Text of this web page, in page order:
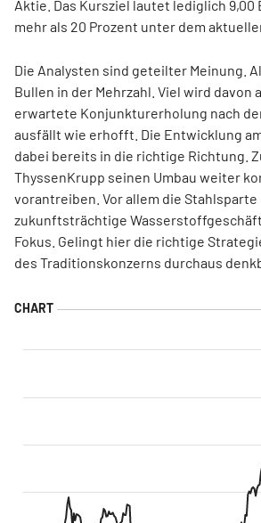
Aktie. Das Kursziel lautet lediglich 9,00
mehr als 20 Prozent unter dem
Die Analysten sind geteilter Meinung.
Bullen in der Mehrzahl. Viel wird davon
erwartete Konjunkturerholung nach
ausfällt wie erhofft. Die Entwicklung
dabei bereits in die richtige Richtung.
ThyssenKrupp seinen Umbau weiter
vorantreiben. Vor allem die Stahlsparte
zukunftsträchtige
Fokus. Gelingt hier die richtige
des Traditionskonzerns durchaus